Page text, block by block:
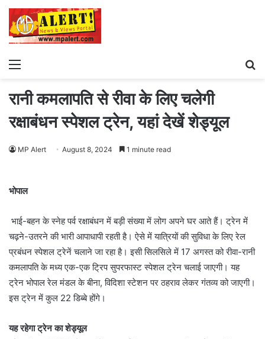
Menu
रानी कमलापति से रीवा के लिए चलेगी
रक्षाबंधन स्पेशल ट्रेन, यहां देखें शेड्यूल
MP Alert August 8, 2024 1 minute read
भोपाल
भाई-बहन के स्नेह पर्व रक्षाबंधन में बड़ी संख्या में लोग अपने घर आते हैं। ट्रेन में
चढ़ने-उतरने की भारी आपाधापी रहती है। ऐसे में यात्रियों की सुविधा के लिए रेल
प्रबंधन स्पेशल ट्रेनें चलाने जा रहा है। इसी सिलसिले में 17 अगस्त को रीवा-रानी
कमलापति के मध्य एक-एक ट्रिप सुपरफास्ट स्पेशल ट्रेन चलाई जाएगी। यह
ट्रेन भोपाल रेल मंडल के बीना, विदिशा स्टेशन पर ठहराव लेकर गंतव्य को जाएगी।
इस ट्रेन में कुल 22 डिब्बे होंगे।
यह रहेगा ट्रेन का शेड्यूल